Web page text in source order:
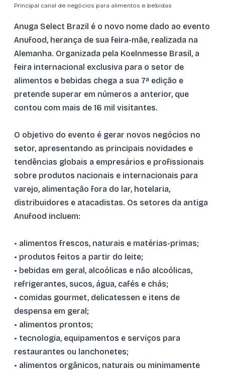
Principal canal de negócios para alimentos e bebidas
Anuga Select Brazil é o novo nome dado ao evento
Anufood, herança de sua feira-mãe, realizada na
Alemanha. Organizada pela Koelnmesse Brasil, a
feira internacional exclusiva para o setor de
alimentos e bebidas chega a sua 7ª edição e
pretende superar em números a anterior, que
contou com mais de 16 mil visitantes.
O objetivo do evento é gerar novos negócios no
setor, apresentando as principais novidades e
tendências globais a empresários e profissionais
sobre produtos nacionais e internacionais para
varejo, alimentação fora do lar, hotelaria,
distribuidores e atacadistas. Os setores da antiga
Anufood incluem:
• alimentos frescos, naturais e matérias-primas;
• produtos feitos a partir do leite;
• bebidas em geral, alcoólicas e não alcoólicas,
refrigerantes, sucos, água, cafés e chás;
• comidas gourmet, delicatessen e itens de
despensa em geral;
• alimentos prontos;
• tecnologia, equipamentos e serviços para
restaurantes ou lanchonetes;
• alimentos orgânicos, naturais ou minimamente